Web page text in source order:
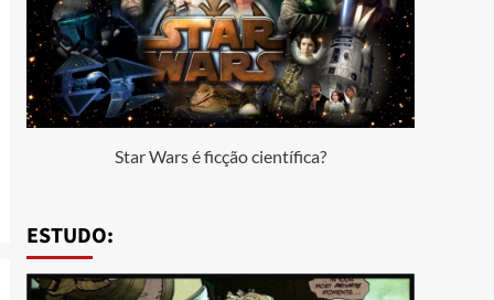
Star Wars é ficção científica?
ESTUDO: